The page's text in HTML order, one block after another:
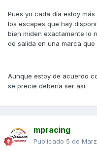
Pues yo cada día estoy
los escapes que hay
bien miden exactamente lo
de salida en una marca que
Aunque estoy de acuerdo
se precie debería ser así.
mpracing
Publicado 5 de